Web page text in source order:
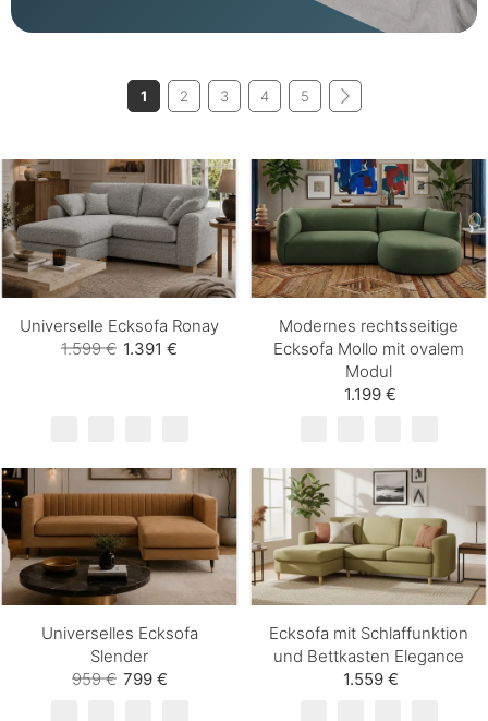
1 2 3 4 5
Universelle Ecksofa Ronay
1.391 €
1.599 €
Modernes rechtsseitige
Ecksofa Mollo mit ovalem
Modul
1.199 €
Universelles Ecksofa
Slender
799 €
959 €
Ecksofa mit Schlaffunktion
und Bettkasten Elegance
1.559 €